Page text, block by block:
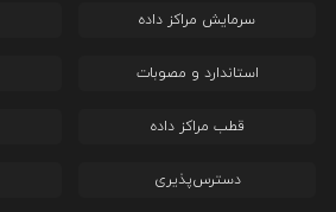
سرمایش مراکز داده
استاندارد و مصوبات
قطب مراکز داده
دسترس‌پذیری